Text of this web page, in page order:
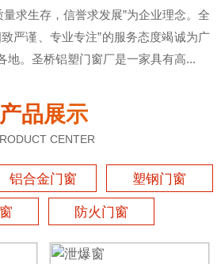
量求生存，信誉求发展”为企业理念。全
严谨、专业专注”的服务态度竭诚为广
地。圣桥铝塑门窗厂是一家具有高...
产品展示
CENTER
铝合金门窗 塑钢门窗
防火门窗